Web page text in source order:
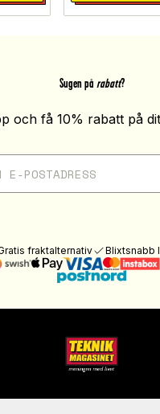
Sugen på rabatt?
och få 10% rabatt på
fraktalternativ Blixtsnabb